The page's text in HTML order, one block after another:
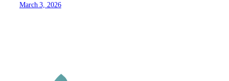
March 3, 2026